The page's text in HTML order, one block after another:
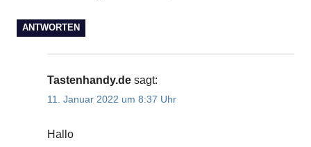
ANTWORTEN
Tastenhandy.de sagt:
11. Januar 2022 um 8:37 Uhr
Hallo